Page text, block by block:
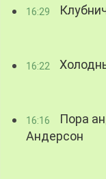
16:29
16:22
16:16
Пора
Андерсон